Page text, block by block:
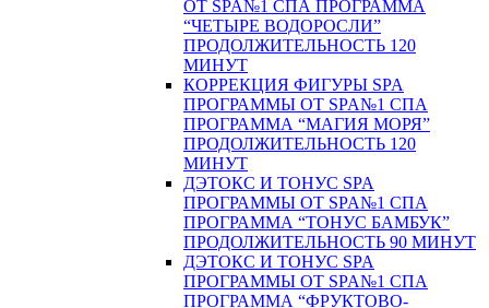
ОТ SPA№1 СПА ПРОГРАММА
“ЧЕТЫРЕ ВОДОРОСЛИ”
ПРОДОЛЖИТЕЛЬНОСТЬ 120
МИНУТ
КОРРЕКЦИЯ ФИГУРЫ SPA
ПРОГРАММЫ ОТ SPA№1 СПА
ПРОГРАММА “МАГИЯ МОРЯ”
ПРОДОЛЖИТЕЛЬНОСТЬ 120
МИНУТ
ДЭТОКС И ТОНУС SPA
ПРОГРАММЫ ОТ SPA№1 СПА
ПРОГРАММА “ТОНУС БАМБУК”
ПРОДОЛЖИТЕЛЬНОСТЬ 90 МИНУТ
ДЭТОКС И ТОНУС SPA
ПРОГРАММЫ ОТ SPA№1 СПА
ПРОГРАММА “ФРУКТОВО-